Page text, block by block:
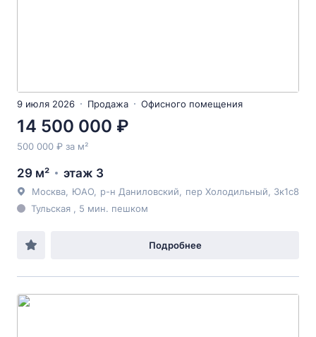
9 июля 2026 Продажа Офисного помещения
14 500 000 ₽
500 000 ₽ за м²
29 м² этаж 3
Москва ЮАО р-н Даниловский пер Холодильный , 3к1с8
Тульская , 5 мин. пешком
Подробнее